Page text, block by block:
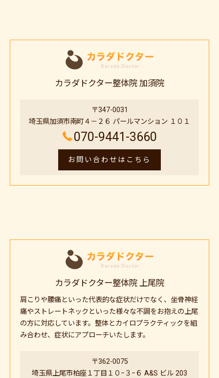
カラダドクター整体院 加須院
〒347-0031
埼玉県加須市南町４－２６ パールマンション １０１
070-9441-3660
お問い合わせはこちら
カラダドクター整体院 上尾院
肩こりや腰痛といった代表的な症状だけでなく、坐骨神経
痛やストレートネックといった様々な不調をお抱えの上尾
の方に対応しています。整体とカイロプラクティックを組
み合わせ、症状にアプローチいたします。
〒362-0075
埼玉県上尾市柏座１丁目１０−３−６ A&S ビル 203